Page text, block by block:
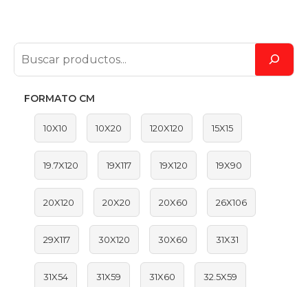
FORMATO CM
10X10 10X20 120X120 15X15
19.7X120 19X117 19X120 19X90
20X120 20X20 20X60 26X106
29X117 30X120 30X60 31X31
31X54 31X59 31X60 32.5X59